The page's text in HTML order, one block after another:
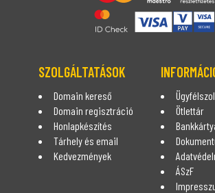
SZOLGÁLTATÁSOK
Domain kereső
Domain regisztráció
Honlapkészítés
Tárhely és email
Kedvezmények
Ötlettár
ÁSzF